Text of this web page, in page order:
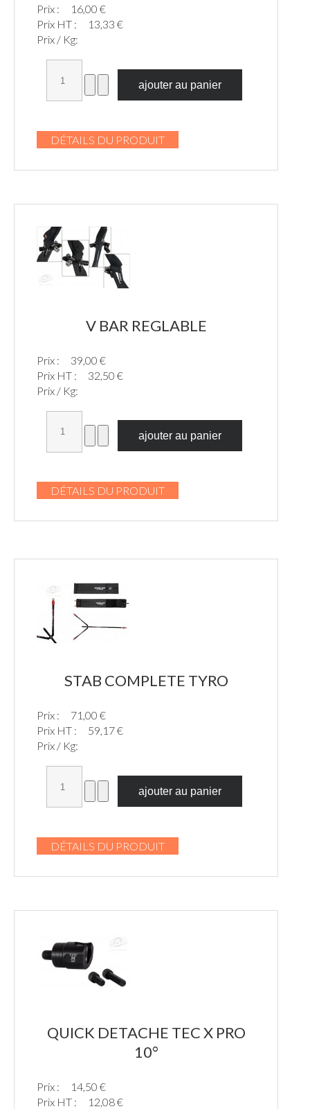
Prix :
16,00 €
Prix HT :
13,33 €
Prix / Kg:
DÉTAILS DU PRODUIT
V BAR REGLABLE
Prix :
39,00 €
Prix HT :
32,50 €
Prix / Kg:
DÉTAILS DU PRODUIT
STAB COMPLETE TYRO
Prix :
71,00 €
Prix HT :
59,17 €
Prix / Kg:
DÉTAILS DU PRODUIT
QUICK DETACHE TEC X PRO
10°
Prix :
14,50 €
Prix HT :
12,08 €